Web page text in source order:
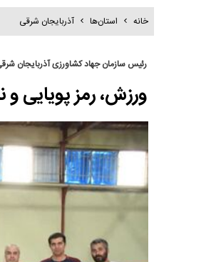
خانه استان‌ها آذربایجان شرقی
رئیس سازمان جهاد کشاورزی آذربایجان
ورزش، رمز پویایی